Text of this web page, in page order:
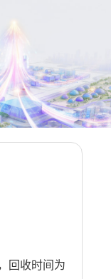
回收时间为